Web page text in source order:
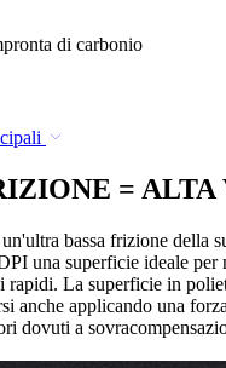
di carbonio
=
bassa frizione della
una superficie ideale
rapidi. La superficie in
anche applicando una
dovuti a